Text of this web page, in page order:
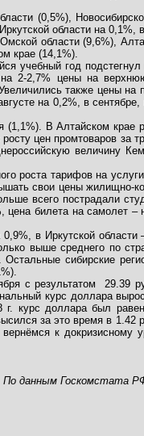
(0,5%),
области на 0,1%,
области (9,6%),
крае (14,1%).
учебный год
2-2,7% цены на
также цены
на 0,2%, в
(1,1%). В Алтайском крае
цен промтоваров за
величину
роста тарифов на
свои цены жилищно-
всего пострадали
цена билета на самолет –
в Иркутской
выше среднего по
сибирские
с результатом
29.39
курс доллара
курс доллара был
за это время в 1.42
к докризисному
По данным Госкомстата